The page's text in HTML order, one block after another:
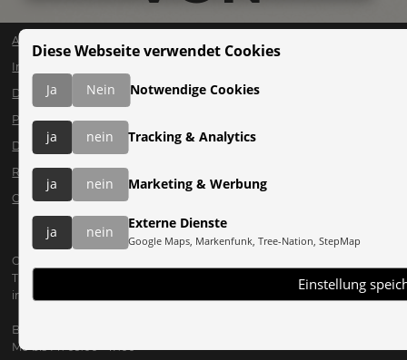
TANSANIA...
AGB
Impressum
Datenschutz
Presse
Downloads
Reiselinks
Cookies
CLEARSKIES Expeditionen & Trekking
T +43 512 28 45 61
info@clearskies.at
Büro Öffnungszeiten:
Mo bis Fr: 09:00 - 17:00
Diese Webseite verwendet Cookies
Ja Nein Notwendige Cookies
ja nein Tracking & Analytics
ja nein Marketing & Werbung
ja nein
Externe Dienste
Google Maps, Markenfunk, Tree-Nation, StepMap
Einstellung